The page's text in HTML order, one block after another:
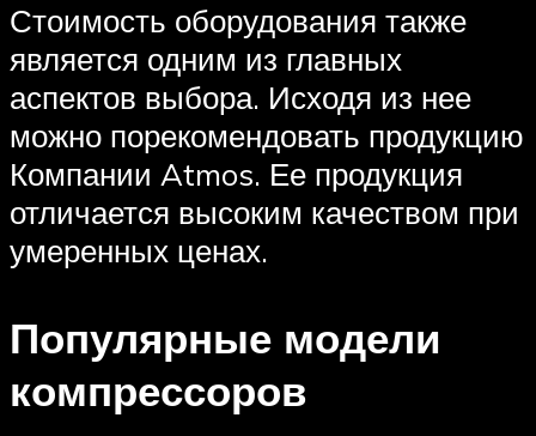
Стоимость оборудования также
является одним из главных
аспектов выбора. Исходя из нее
можно порекомендовать продукцию
Компании Atmos. Ее продукция
отличается высоким качеством при
умеренных ценах.
Популярные модели
компрессоров